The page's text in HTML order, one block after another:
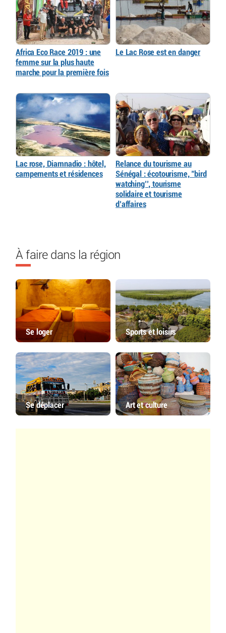
Africa Eco Race 2019 : une
femme sur la plus haute
marche pour la première fois
Le Lac Rose est en danger
Lac rose, Diamnadio : hôtel,
campements et résidences
Relance du tourisme au
Sénégal : écotourisme, "bird
watching’’, tourisme
solidaire et tourisme
d’affaires
À faire dans la région
Se loger Sports et loisirs
Se déplacer Art et culture